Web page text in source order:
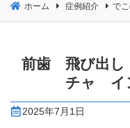
ホーム 症例紹介 で
前歯 飛び出
チャ
2025年7月1日